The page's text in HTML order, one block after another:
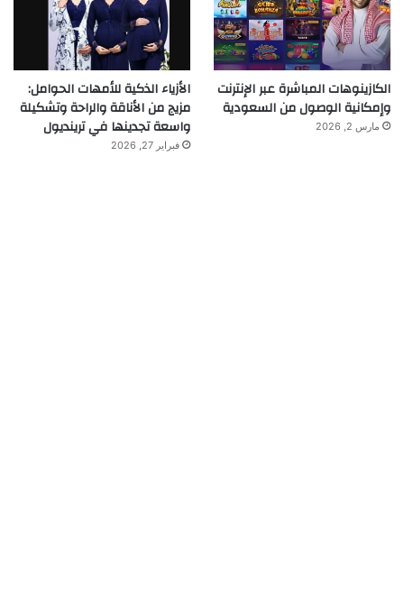
الكازينوهات المباشرة عبر الإنترنت
وإمكانية الوصول من السعودية
مارس 2, 2026
الأزياء الذكية للأمهات الحوامل:
مزيج من الأناقة والراحة وتشكيلة
واسعة تجدينها في ترينديول
فبراير 27, 2026